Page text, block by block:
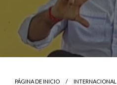
PÁGINA DE INICIO
INTERNACIONAL